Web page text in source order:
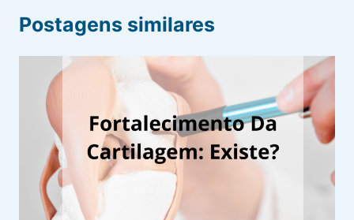
Postagens similares